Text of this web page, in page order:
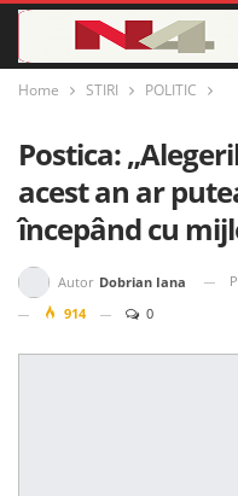
Home STIRI POLITIC
Postica:
acest an ar
începând cu
Autor Dobrian Iana
914
0